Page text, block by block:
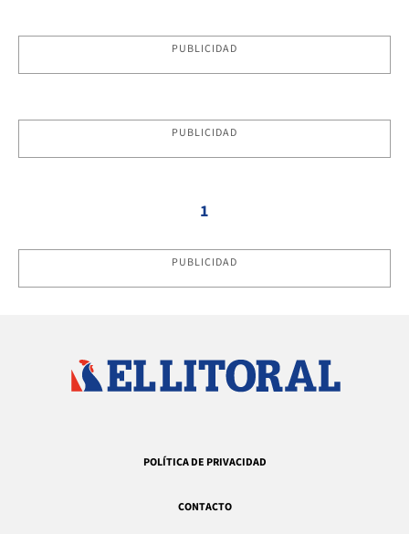
PUBLICIDAD
PUBLICIDAD
1
PUBLICIDAD
POLÍTICA DE PRIVACIDAD
CONTACTO